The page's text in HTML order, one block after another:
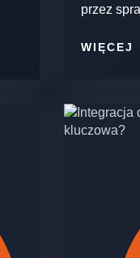
przez
WIĘCEJ